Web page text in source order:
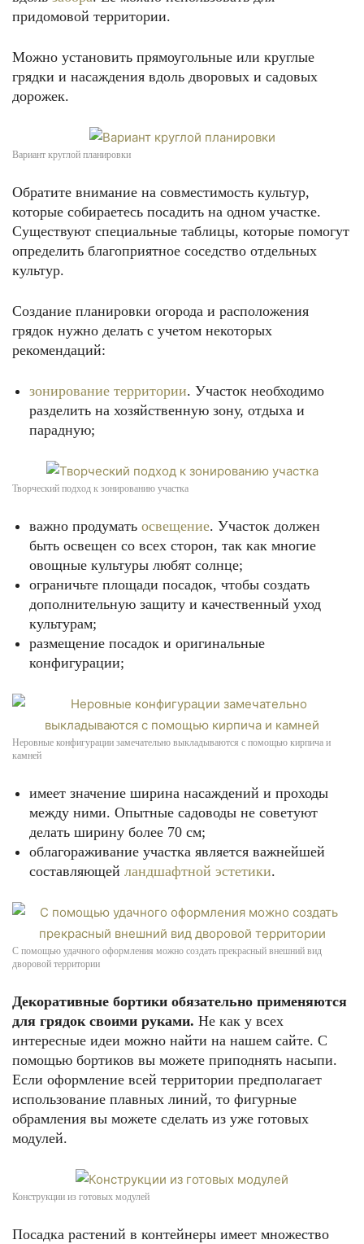
придомовой территории.
Можно установить прямоугольные или круглые
грядки и насаждения вдоль дворовых и садовых
дорожек.
Вариант круглой планировки
Обратите внимание на совместимость культур,
которые собираетесь посадить на одном участке.
Существуют специальные таблицы, которые помогут
определить благоприятное соседство отдельных
культур.
Создание планировки огорода и расположения
грядок нужно делать с учетом некоторых
рекомендаций:
зонирование территории. Участок необходимо
разделить на хозяйственную зону, отдыха и
парадную;
Творческий подход к зонированию участка
важно продумать освещение. Участок должен
быть освещен со всех сторон, так как многие
овощные культуры любят солнце;
ограничьте площади посадок, чтобы создать
дополнительную защиту и качественный уход
культурам;
размещение посадок и оригинальные
конфигурации;
Неровные конфигурации замечательно выкладываются с помощью кирпича и
камней
имеет значение ширина насаждений и проходы
между ними. Опытные садоводы не советуют
делать ширину более 70 см;
облагораживание участка является важнейшей
составляющей ландшафтной эстетики.
С помощью удачного оформления можно создать прекрасный внешний вид
дворовой территории
Декоративные бортики обязательно применяются
для грядок своими руками. Не как у всех
интересные идеи можно найти на нашем сайте. С
помощью бортиков вы можете приподнять насыпи.
Если оформление всей территории предполагает
использование плавных линий, то фигурные
обрамления вы можете сделать из уже готовых
модулей.
Конструкции из готовых модулей
Посадка растений в контейнеры имеет множество